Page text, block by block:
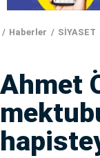
Haberler SİYASET
Ahmet